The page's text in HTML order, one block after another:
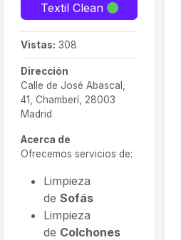
Textil Clean
Vistas: 308
Dirección
Calle de José Abascal,
41, Chamberí, 28003
Madrid
Acerca de
Ofrecemos servicios de:
Limpieza
de Sofás
Limpieza
de Colchones